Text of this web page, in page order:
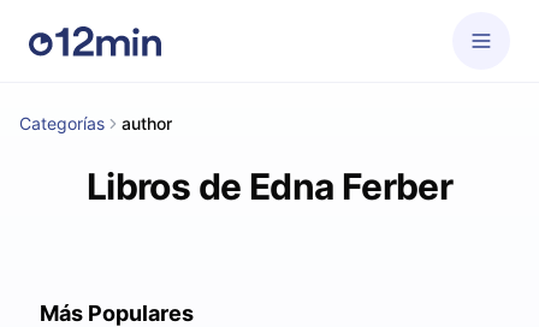
Categorías author
Libros de Edna Ferber
Más Populares